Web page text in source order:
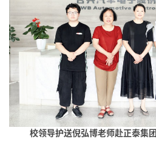
校领导护送倪弘博老师赴正泰集